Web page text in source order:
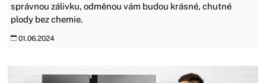
správnou zálivku, odměnou vám budou krásné, chutné
plody bez chemie.
01.06.2024